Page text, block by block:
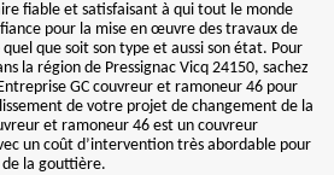
fiable et satisfaisant à qui tout le monde
pour la mise en œuvre des travaux de
que soit son type et aussi son état. Pour
la région de Pressignac Vicq 24150, sachez
GC couvreur et ramoneur 46 pour
de votre projet de changement de la
et ramoneur 46 est un couvreur
un coût d’intervention très abordable pour
la gouttière.